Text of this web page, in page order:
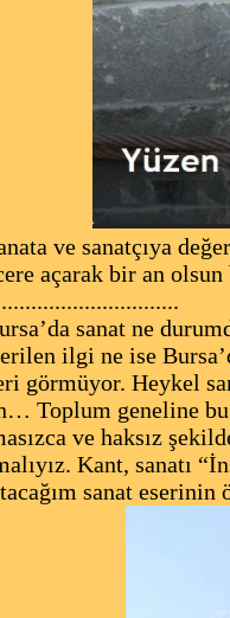
ve sanatçıya
açarak bir an
sanat ne
ilgi ne ise
görmüyor. Heykel
Toplum geneline bu
ve haksız
Kant, sanatı
sanat